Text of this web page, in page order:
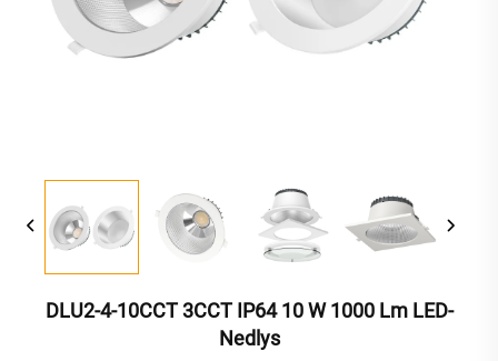
DLU2-4-10CCT 3CCT IP64 10 W 1000 Lm LED-
Nedlys